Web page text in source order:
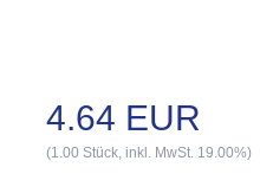
4.64 EUR
(1.00 Stück, inkl. MwSt. 19.00%)